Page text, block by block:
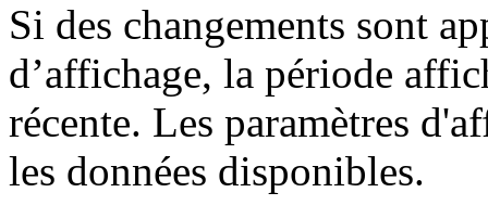
Si des changements sont
d’affichage, la période
récente. Les paramètres
les données disponibles.